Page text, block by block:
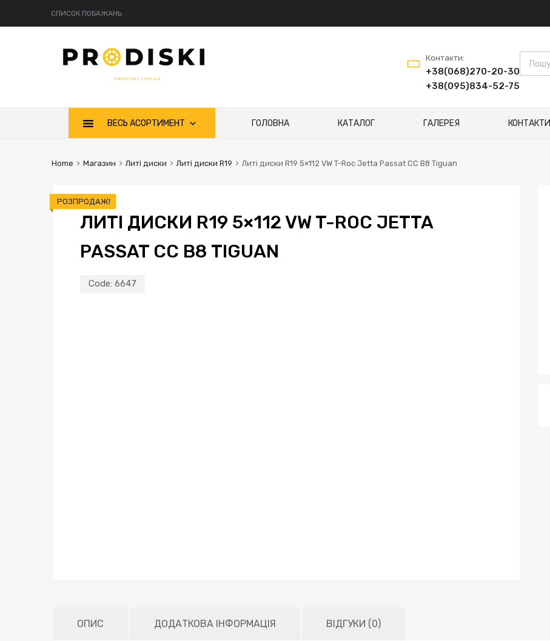
СПИСОК ПОБАЖАНЬ
Контакти:
+38(068)270-20-30
+38(095)834-52-75
ВЕСЬ АСОРТИМЕНТ ГОЛОВНА КАТАЛОГ ГАЛЕРЕЯ КОНТАКТИ
Home Магазин Литі диски Литі диски R19 Литі диски R19 5×112 VW T-Roc Jetta Passat CC B8 Tiguan
ЛИТІ ДИСКИ R19 5×112 VW T-ROC JETTA
PASSAT CC B8 TIGUAN
Code: 6647
РОЗПРОДАЖ!
ОПИС ДОДАТКОВА ІНФОРМАЦІЯ ВІДГУКИ (0)